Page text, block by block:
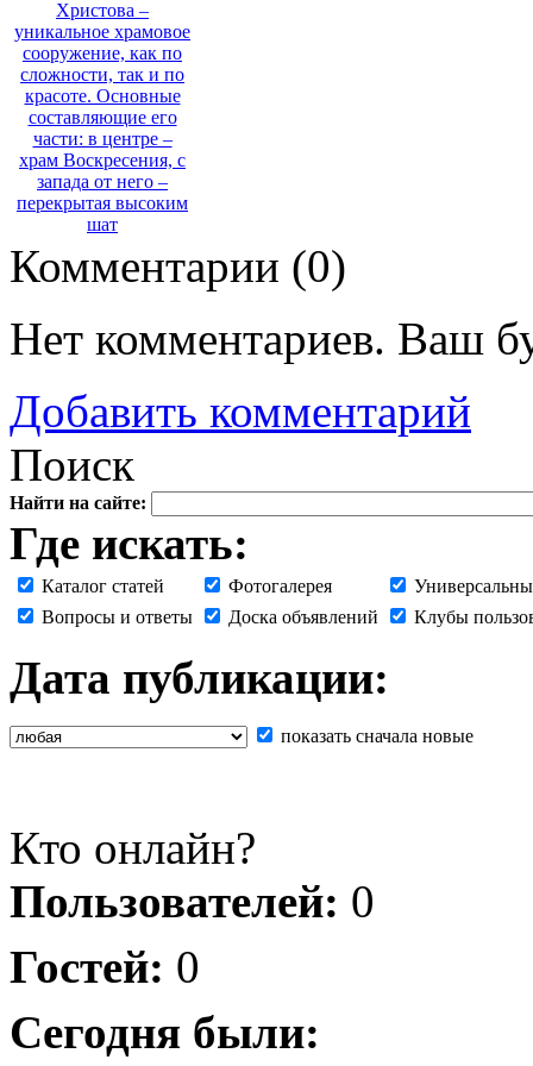
Комментарии (0)
Нет комментариев. Ваш
Добавить комментарий
Поиск
Найти на сайте:
Где искать:
Каталог статей Фотогалерея
Вопросы и ответы
Доска объявлений Клубы
Дата публикации:
показать сначала новые
Кто онлайн?
Пользователей: 0
Гостей: 0
Сегодня были: